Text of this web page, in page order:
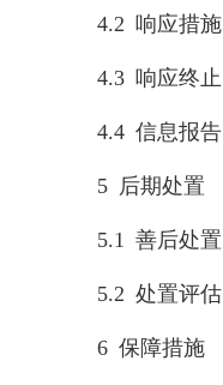
4.2 响应措施
4.3 响应终止
4.4 信息报告
5 后期处置
5.1 善后处置
5.2 处置评估
6 保障措施